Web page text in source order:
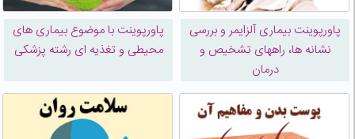
پاورپوینت بیماری آلزایمر و بررسی
نشانه ها، راههای تشخیص و
درمان
پاورپوینت با موضوع بیماری های
محیطی و تغذیه ای رشته پزشکی